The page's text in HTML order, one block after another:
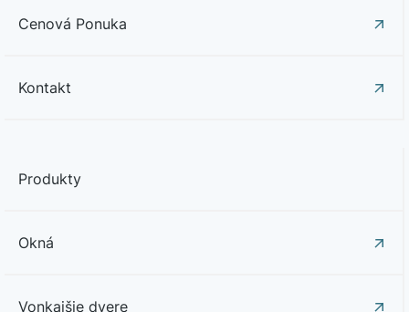
Cenová Ponuka
Kontakt
Produkty
Okná
Vonkajšie dvere